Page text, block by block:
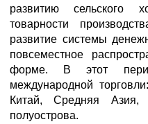
развитию сельского
товарности
развитие системы
повсеместное
форме. В этот
международной
Китай, Средняя
полуострова.